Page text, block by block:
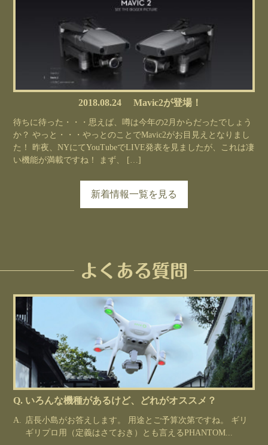
2018.08.24 Mavic2が登場！
待ちに待った・・・思えば、噂は今年の2月からだったでしょう
か？ やっと・・・やっとのことでMavic2がお目見えとなりまし
た！ 昨夜、NYにてYouTubeでLIVE発表を見ましたが、これは凄
い機能が満載ですね！ まず、 […]
新着情報一覧を見る
いろんな機種があるけど、どれがオススメ？
店長小島がお答えします。 用途とご予算次第ですね。 ギリ
ギリプロ用（定義はさておき）とも言えるPHANTOM...